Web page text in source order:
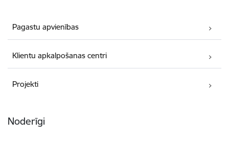
Pagastu apvienības
Klientu apkalpošanas centri
Projekti
Noderīgi